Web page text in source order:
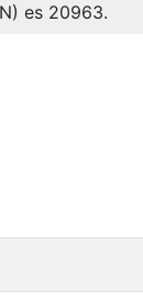
es 20963.